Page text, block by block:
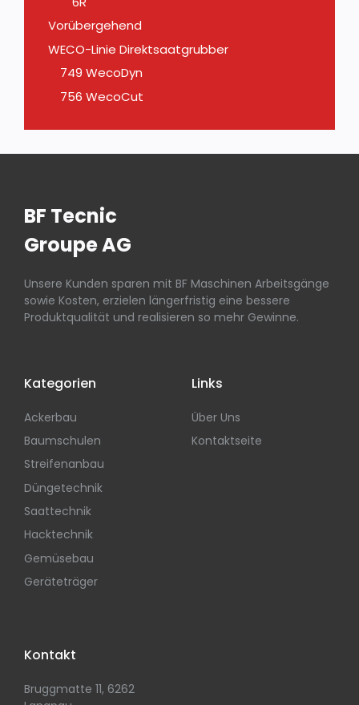
Vorübergehend
WECO-Linie Direktsaatgrubber
749 WecoDyn
756 WecoCut
BF Tecnic
Groupe AG
Unsere Kunden sparen mit BF Maschinen Arbeitsgänge
sowie Kosten, erzielen längerfristig eine bessere
Produktqualität und realisieren so mehr Gewinne.
Kategorien
Ackerbau
Baumschulen
Streifenanbau
Düngetechnik
Saattechnik
Hacktechnik
Gemüsebau
Geräteträger
Links
Über Uns
Kontaktseite
Kontakt
Bruggmatte 11, 6262